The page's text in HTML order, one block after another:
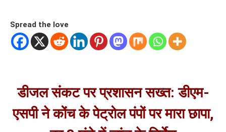
Spread the love
डीजल संकट पर प्रशासन सख्त: डीएम-
एसपी ने कोंच के पेट्रोल पंपों पर मारा छापा,